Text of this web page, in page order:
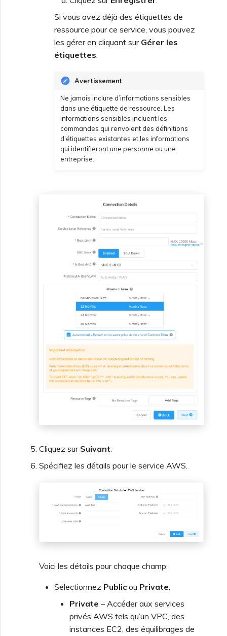
Si vous avez déjà des étiquettes de
ressource pour ce service, vous pouvez
les gérer en cliquant sur Gérer les
étiquettes
Avertissement
Ne jamais inclure d’informations sensibles
dans une étiquette de ressource. Les
informations sensibles incluent les
commandes qui renvoient des définitions
d’étiquettes existantes et les informations
qui identifieront une personne ou une
entreprise.
Cliquez sur Suivant.
Spécifiez les détails pour le service AWS.
Voici les détails pour chaque champ:
Sélectionnez Public ou Private.
Private – Accéder aux services
privés AWS tels qu’un VPC, des
instances EC2, des équilibrages de